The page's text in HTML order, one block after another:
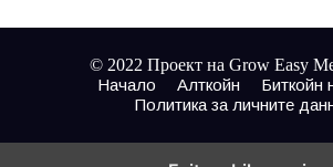
© 2022 Проект на Grow Easy
Начало
Алткойн
Биткойн
Политика за личните